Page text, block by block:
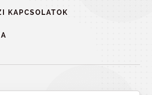
KAPCSOLATOK